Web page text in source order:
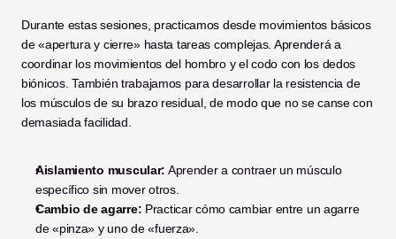
Durante estas sesiones, practicamos desde movimientos básicos
de «apertura y cierre» hasta tareas complejas. Aprenderá a
coordinar los movimientos del hombro y el codo con los dedos
biónicos. También trabajamos para desarrollar la resistencia de
los músculos de su brazo residual, de modo que no se canse con
demasiada facilidad.
Aislamiento muscular: Aprender a contraer un músculo
específico sin mover otros.
Cambio de agarre: Practicar cómo cambiar entre un agarre
de «pinza» y uno de «fuerza».